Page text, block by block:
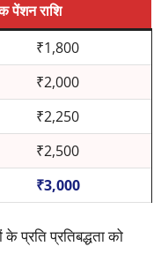
पेंशन राशि
₹1,800
₹2,000
₹2,250
₹2,500
₹3,000
के प्रति प्रतिबद्धता को